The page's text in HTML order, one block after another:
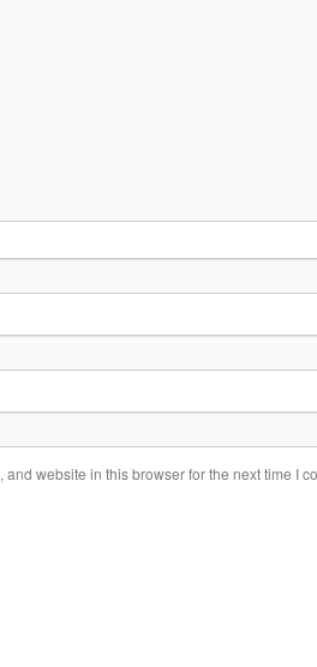
and website in this browser for the next time I